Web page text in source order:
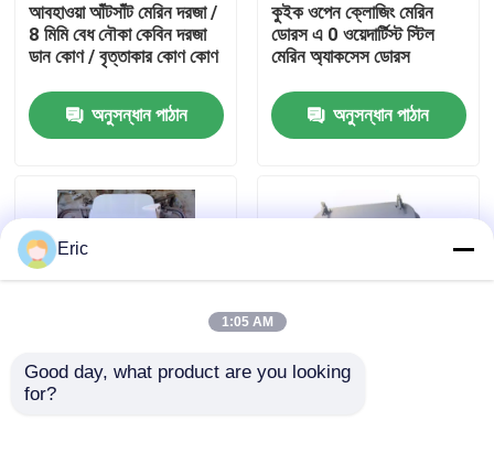
কারখানা ভ্রমণ
মান নিয়ন্ত্রণ
উদ্ধৃতির জন্য আবেদন
সামুদ্রিক দরজা
আবহাওয়া আঁটসাঁট মেরিন দরজা /
8 মিমি বেধ নৌকা কেবিন দরজা
ডান কোণ / বৃত্তাকার কোণ কোণ
অনুসন্ধান পাঠান
কুইক ওপেন ক্লোজিং মেরিন
ডোরস এ 0 ওয়েদার্টিস্ট স্টিল
মেরিন অ্যাকসেস ডোরস
অনুসন্ধান পাঠান
দ্রুত অ্যাকশন সামুদ্রিক
Eric
1:05 AM
Good day, what product are you looking
for?